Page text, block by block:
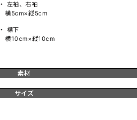
・ 左袖、右袖
横5cm×縦5cm
・ 襟下
横10cm×縦10cm
素材
サイズ